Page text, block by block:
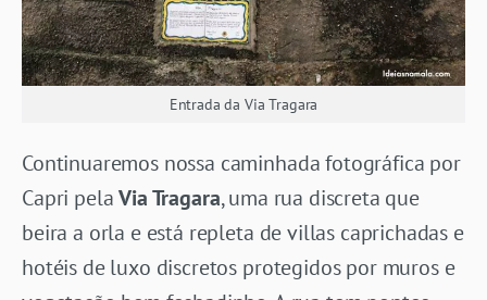
Entrada da Via Tragara
Continuaremos nossa caminhada fotográfica por
Capri pelaVia Tragara, uma rua discreta que
beira a orla e está repleta de villas caprichadas e
hotéis de luxo discretos protegidos por muros e